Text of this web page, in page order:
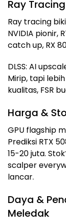
Ray Tracing
Ray tracing
NVIDIA pionir,
catch up, RX
DLSS: AI
Mirip, tapi
kualitas, FSR
Harga &
GPU flagship
Prediksi RTX
15-20 juta.
scalper
lancar.
Daya &
Meledak